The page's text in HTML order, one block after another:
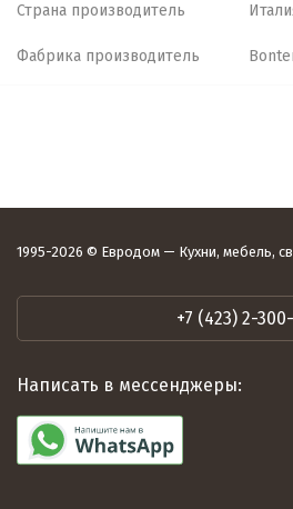
Страна производитель
Фабрика производитель
1995-2026 © Евродом — Кухни, мебель,
+7 (423) 2-
Написать в мессенджеры: